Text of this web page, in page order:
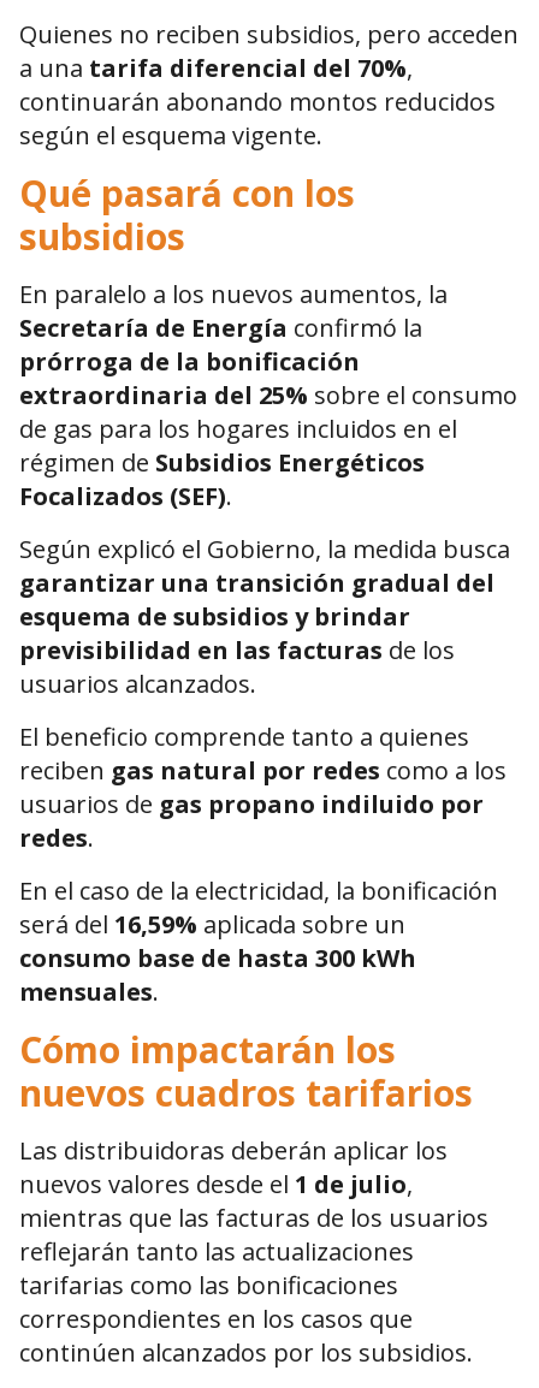
Quienes no reciben subsidios, pero acceden
a una tarifa diferencial del 70%,
continuarán abonando montos reducidos
según el esquema vigente.
Qué pasará con los
subsidios
En paralelo a los nuevos aumentos, la
Secretaría de Energía confirmó la
prórroga de la bonificación
extraordinaria del 25% sobre el consumo
de gas para los hogares incluidos en el
régimen de Subsidios Energéticos
Focalizados (SEF).
Según explicó el Gobierno, la medida busca
garantizar una transición gradual del
esquema de subsidios y brindar
previsibilidad en las facturas de los
usuarios alcanzados.
El beneficio comprende tanto a quienes
reciben gas natural por redes como a los
usuarios de gas propano indiluido por
redes.
En el caso de la electricidad, la bonificación
será del 16,59% aplicada sobre un
consumo base de hasta 300 kWh
mensuales.
Cómo impactarán los
nuevos cuadros tarifarios
Las distribuidoras deberán aplicar los
nuevos valores desde el 1 de julio,
mientras que las facturas de los usuarios
reflejarán tanto las actualizaciones
tarifarias como las bonificaciones
correspondientes en los casos que
continúen alcanzados por los subsidios.